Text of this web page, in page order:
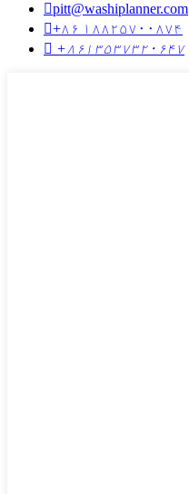
pitt@washiplanner.com
+۸۶ ۱۸۸۲۵۷۰۰۸۷۴
 +۸۶۱۳۵۳۷۳۲۰۶۴۷